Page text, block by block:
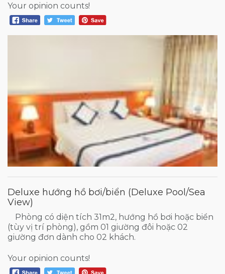
Your opinion counts!
Deluxe hướng hồ bơi/biển (Deluxe Pool/Sea
View)
Phòng có diện tích 31m2, hướng hồ bơi hoặc biển
(tùy vị trí phòng), gồm 01 giường đôi hoặc 02
giường đơn dành cho 02 khách.
Your opinion counts!